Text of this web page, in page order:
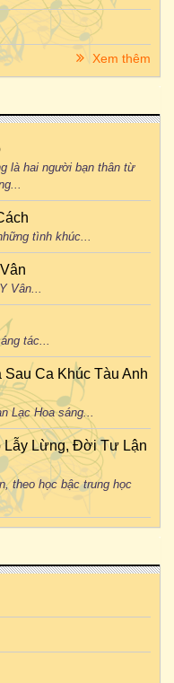
Xem thêm
là hai người bạn thân từ
tình khúc...
Vân...
tác...
Ca Khúc Tàu Anh
Lạc Hoa sáng...
Lẫy Lừng, Đời Tư Lận
theo học bậc trung học